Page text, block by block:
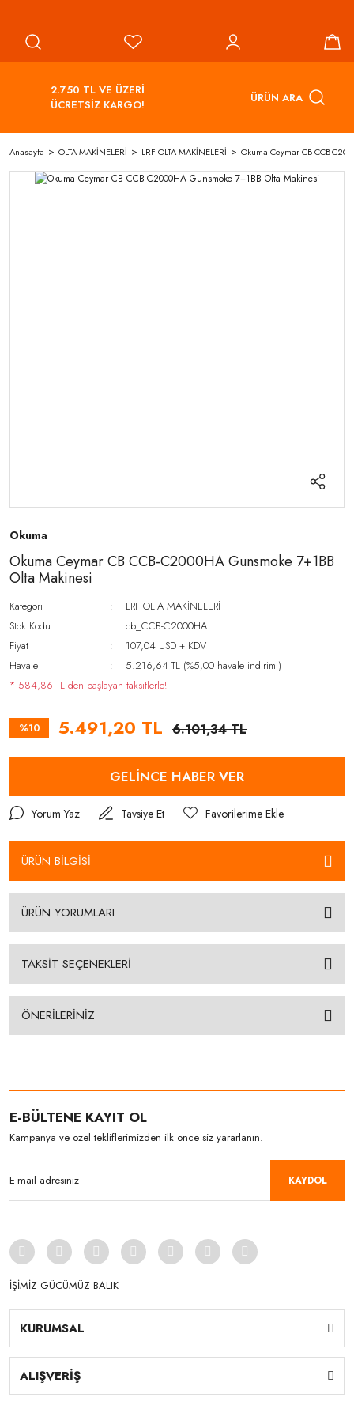
2.750 TL VE ÜZERİ
ÜCRETSİZ KARGO!
ÜRÜN ARA
Anasayfa OLTA MAKİNELERİ LRF OLTA MAKİNELERİ Okuma Ceymar CB CCB-
Okuma
Okuma Ceymar CB CCB-C2000HA Gunsmoke 7+1BB
Olta Makinesi
Kategori
LRF OLTA MAKİNELERİ
Stok Kodu
cb_CCB-C2000HA
Fiyat
107,04 USD + KDV
Havale
5.216,64 TL (%5,00 havale indirimi)
* 584,86 TL den başlayan taksitlerle!
%10 5.491,20 TL 6.101,34 TL
GELİNCE HABER VER
Yorum Yaz Tavsiye Et
ÜRÜN BİLGİSİ
ÜRÜN YORUMLARI
TAKSİT SEÇENEKLERİ
ÖNERİLERİNİZ
E-BÜLTENE KAYIT OL
Kampanya ve özel tekliflerimizden ilk önce siz yararlanın.
KAYDOL
İŞİMİZ GÜCÜMÜZ BALIK
KURUMSAL
ALIŞVERİŞ